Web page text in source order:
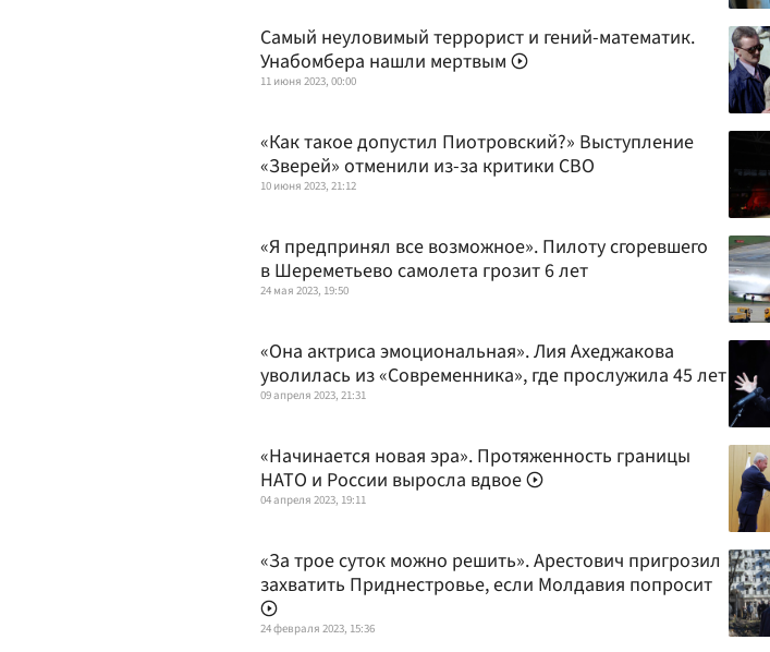
Самый неуловимый террорист и гений-математик.
Унабомбера нашли мертвым
11 июня 2023, 00:00
«Как такое допустил Пиотровский?» Выступление
«Зверей» отменили из-за критики СВО
10 июня 2023, 21:12
«Я предпринял все возможное». Пилоту сгоревшего
в Шереметьево самолета грозит 6 лет
24 мая 2023, 19:50
«Она актриса эмоциональная». Лия Ахеджакова
уволилась из «Современника», где прослужила 45 лет
09 апреля 2023, 21:31
«Начинается новая эра». Протяженность границы
НАТО и России выросла вдвое
04 апреля 2023, 19:11
«За трое суток можно решить». Арестович пригрозил
захватить Приднестровье, если Молдавия попросит
24 февраля 2023, 15:36